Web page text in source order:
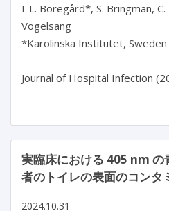
I-L. Böregård*, S. Bringman,
Vogelsang
*Karolinska Institutet, Sweden
実臨床における 405 nm の
者のトイレの表面のコン
2024.10.31